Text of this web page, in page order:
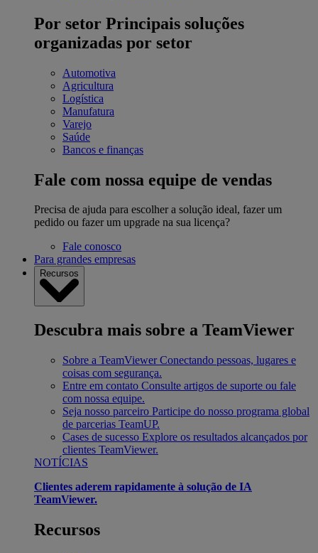
Por setor Principais soluções
organizadas por setor
Automotiva
Agricultura
Logística
Manufatura
Varejo
Saúde
Bancos e finanças
Fale com nossa equipe de vendas
Precisa de ajuda para escolher a solução ideal, fazer um
pedido ou fazer um upgrade na sua licença?
Fale conosco
Para grandes empresas
Recursos
Descubra mais sobre a TeamViewer
Sobre a TeamViewer Conectando pessoas, lugares e
coisas com segurança.
Entre em contato Consulte artigos de suporte ou fale
com nossa equipe.
Seja nosso parceiro Participe do nosso programa global
de parcerias TeamUP.
Cases de sucesso Explore os resultados alcançados por
clientes TeamViewer.
NOTÍCIAS
Clientes aderem rapidamente à solução de IA
TeamViewer.
Recursos